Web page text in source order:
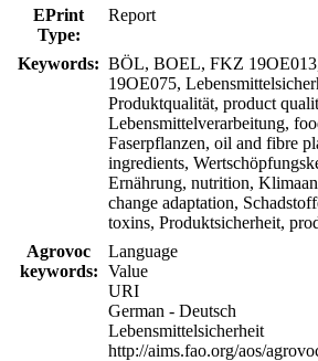
EPrint
Type:
Report
Keywords: BÖL, BOEL, FKZ
19OE075,
Produktqualität, product
Lebensmittelverarbeitung,
Faserpflanzen, oil and fibre
ingredients,
Ernährung, nutrition,
change adaptation,
toxins, Produktsicherheit,
Agrovoc
keywords:
Language
Value
URI
German - Deutsch
Lebensmittelsicherheit
http://aims.fao.org/aos/